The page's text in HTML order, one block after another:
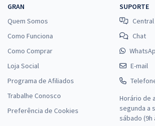
GRAN
Quem Somos
Como Funciona
Como Comprar
Loja Social
Programa de Afiliados
Trabalhe Conosco
Preferência de Cookies
SUPORTE
Chat
E-mail
Horário de
segunda a
sábado (9h